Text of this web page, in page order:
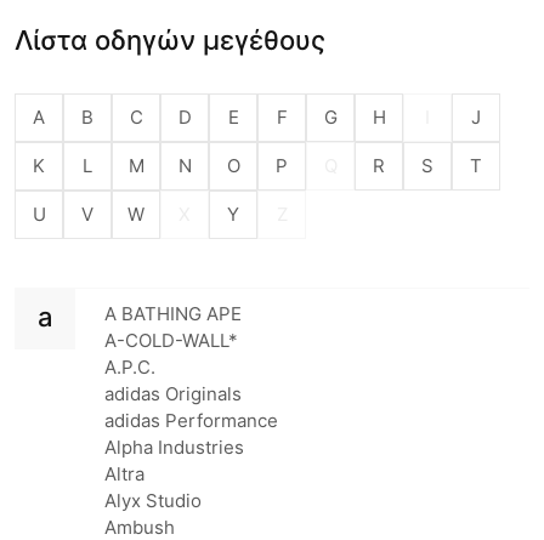
Λίστα οδηγών μεγέθους
A B C D E F G H J
K L M N O P R S T
U V W Y
a
A BATHING APE
A-COLD-WALL*
A.P.C.
adidas Originals
adidas Performance
Alpha Industries
Altra
Alyx Studio
Ambush